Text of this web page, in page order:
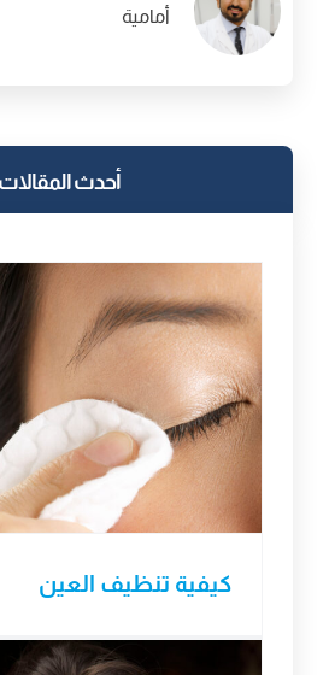
أمامية
أحدث المقالات
كيفية تنظيف العين